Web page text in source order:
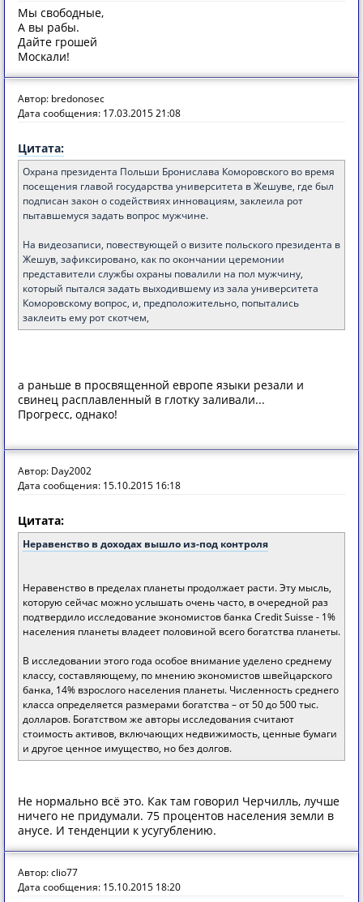
Мы свободные,
А вы рабы.
Дайте грошей
Москали!
Автор: bredonosec
Дата сообщения: 17.03.2015 21:08
Цитата:
Охрана президента Польши Бронислава Коморовского во время
посещения главой государства университета в Жешуве, где был
подписан закон о содействиях инновациям, заклеила рот
пытавшемуся задать вопрос мужчине.
На видеозаписи, повествующей о визите польского президента в
Жешув, зафиксировано, как по окончании церемонии
представители службы охраны повалили на пол мужчину,
который пытался задать выходившему из зала университета
Коморовскому вопрос, и, предположительно, попытались
заклеить ему рот скотчем,
а раньше в просвященной европе языки резали и
свинец расплавленный в глотку заливали...
Прогресс, однако!
Автор: Day2002
Дата сообщения: 15.10.2015 16:18
Цитата:
Неравенство в доходах вышло из-под контроля
Неравенство в пределах планеты продолжает расти. Эту мысль,
которую сейчас можно услышать очень часто, в очередной раз
подтвердило исследование экономистов банка Credit Suisse - 1%
населения планеты владеет половиной всего богатства планеты.
В исследовании этого года особое внимание уделено среднему
классу, составляющему, по мнению экономистов швейцарского
банка, 14% взрослого населения планеты. Численность среднего
класса определяется размерами богатства – от 50 до 500 тыс.
долларов. Богатством же авторы исследования считают
стоимость активов, включающих недвижимость, ценные бумаги
и другое ценное имущество, но без долгов.
Не нормально всё это. Как там говорил Черчилль, лучше
ничего не придумали. 75 процентов населения земли в
анусе. И тенденции к усугублению.
Автор: clio77
Дата сообщения: 15.10.2015 18:20